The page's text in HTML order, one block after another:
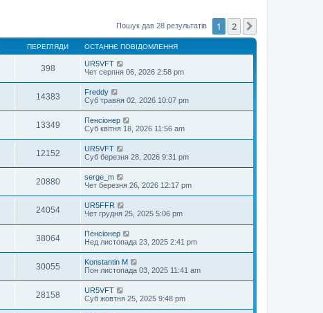
Пошук дав 28 результатів 1 2
ПЕРЕГЛЯДИ ОСТАННЄ ПОВІДОМЛЕННЯ
398
UR5VFT
Чет серпня 06, 2026 2:58 pm
14383
Freddy
Суб травня 02, 2026 10:07 pm
13349
Пенсіонер
Суб квітня 18, 2026 11:56 am
12152
UR5VFT
Суб березня 28, 2026 9:31 pm
20880
serge_m
Чет березня 26, 2026 12:17 pm
24054
UR5FFR
Чет грудня 25, 2025 5:06 pm
38064
Пенсіонер
Нед листопада 23, 2025 2:41 pm
30055
Konstantin M
Пон листопада 03, 2025 11:41 am
28158
UR5VFT
Суб жовтня 25, 2025 9:48 pm